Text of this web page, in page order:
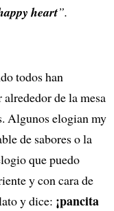
heart”.
todos han
de la mesa
Algunos elogian my
de sabores o la
que puedo
y con cara de
y dice: ¡pancita